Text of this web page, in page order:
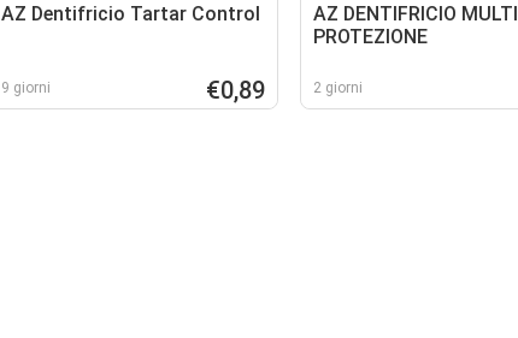
AZ Dentifricio Tartar Control
9 giorni €0,89
AZ DENTIFRICIO MULTI
PROTEZIONE
2 giorni